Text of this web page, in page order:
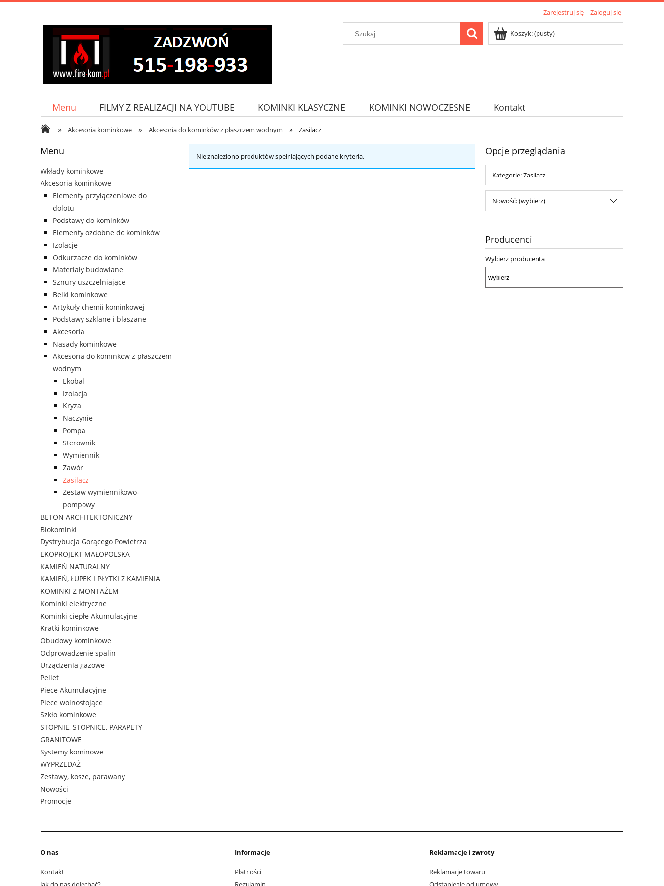
Zarejestruj się Zaloguj się
Koszyk:(pusty)
Menu FILMY Z REALIZACJI NA YOUTUBE KOMINKI KLASYCZNE KOMINKI NOWOCZESNE
Kontakt
Jak do nas dojechać?
» Akcesoria kominkowe » Akcesoria do kominków z płaszczem wodnym » Zasilacz
Menu
Wkłady kominkowe
Akcesoria kominkowe
Elementy przyłączeniowe do
dolotu
Podstawy do kominków
Elementy ozdobne do kominków
Izolacje
Odkurzacze do kominków
Materiały budowlane
Sznury uszczelniające
Belki kominkowe
Artykuły chemii kominkowej
Podstawy szklane i blaszane
Akcesoria
Nasady kominkowe
Akcesoria do kominków z płaszczem
wodnym
Ekobal
Izolacja
Kryza
Naczynie
Pompa
Sterownik
Wymiennik
Zawór
Zasilacz
Zestaw wymiennikowo-
pompowy
BETON ARCHITEKTONICZNY
Biokominki
Dystrybucja Gorącego Powietrza
EKOPROJEKT MAŁOPOLSKA
KAMIEŃ NATURALNY
KAMIEŃ, ŁUPEK I PŁYTKI Z KAMIENIA
KOMINKI Z MONTAŻEM
Kominki elektryczne
Kominki ciepłe Akumulacyjne
Kratki kominkowe
Obudowy kominkowe
Odprowadzenie spalin
Urządzenia gazowe
Pellet
Piece Akumulacyjne
Piece wolnostojące
Szkło kominkowe
STOPNIE, STOPNICE, PARAPETY
GRANITOWE
Systemy kominowe
WYPRZEDAŻ
Zestawy, kosze, parawany
Nowości
Promocje
Nie znaleziono produktów spełniających podane kryteria. Opcje przeglądania
Kategorie: Zasilacz
Nowość: (wybierz)
Producenci
Wybierz producenta
O nas
Kontakt
Jak do nas dojechać?
Informacje
Płatności
Regulamin
Reklamacje i zwroty
Reklamacje towaru
Odstąpienie od umowy